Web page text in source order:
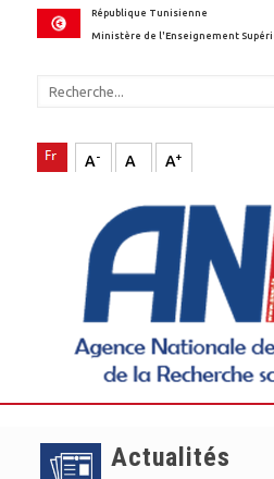
République Tunisienne
Ministère de l'Enseignement
A- A A+
Actualités